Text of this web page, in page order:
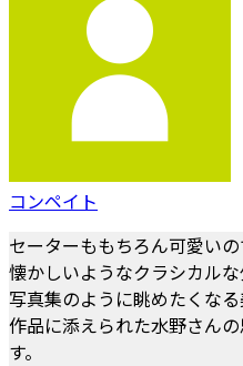
コンペイト
セーターももちろん可愛い
懐かしいようなクラシカル
写真集のように眺めたくなる
作品に添えられた水野さん
す。